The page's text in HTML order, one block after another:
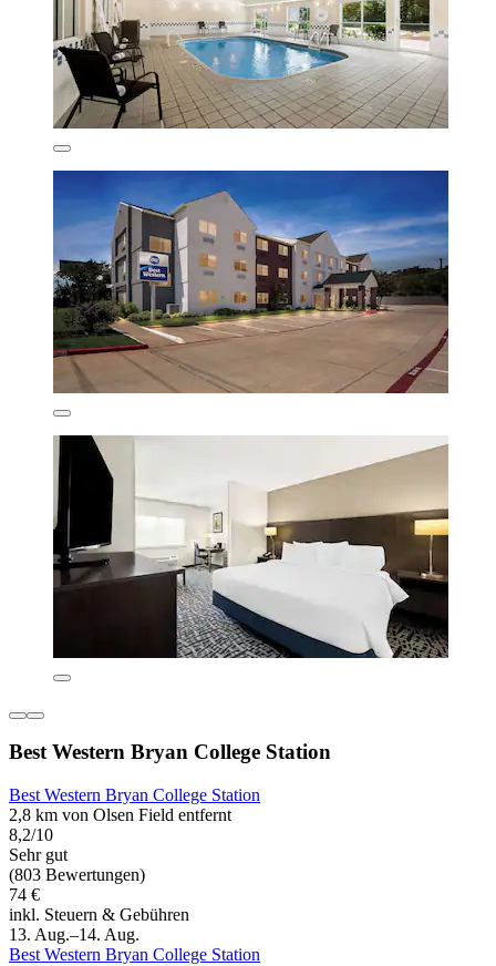
Best Western Bryan College Station
Best Western Bryan College Station
2,8 km von Olsen Field entfernt
8,2/10
Sehr gut
(803 Bewertungen)
74 €
inkl. Steuern & Gebühren
13. Aug.–14. Aug.
Best Western Bryan College Station